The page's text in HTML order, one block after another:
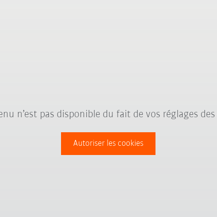
n’est pas disponible du fait de vos réglages
Autoriser les cookies